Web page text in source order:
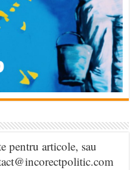
pentru articole, sau